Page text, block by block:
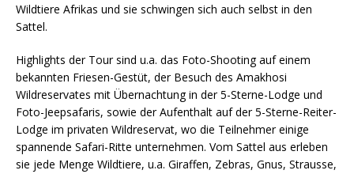
Wildtiere Afrikas und sie schwingen sich auch selbst in den
Sattel.
Highlights der Tour sind u.a. das Foto-Shooting auf einem
bekannten Friesen-Gestüt, der Besuch des Amakhosi
Wildreservates mit Übernachtung in der 5-Sterne-Lodge und
Foto-Jeepsafaris, sowie der Aufenthalt auf der 5-Sterne-Reiter-
Lodge im privaten Wildreservat, wo die Teilnehmer einige
spannende Safari-Ritte unternehmen. Vom Sattel aus erleben
sie jede Menge Wildtiere, u.a. Giraffen, Zebras, Gnus, Strausse,